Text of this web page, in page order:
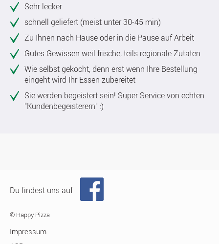
Sehr lecker
schnell geliefert (meist unter 30-45 min)
Zu Ihnen nach Hause oder in die Pause auf Arbeit
Gutes Gewissen weil frische, teils regionale Zutaten
Wie selbst gekocht, denn erst wenn Ihre Bestellung
eingeht wird Ihr Essen zubereitet
Sie werden begeistert sein! Super Service von echten
"Kundenbegeisterern" :)
Du findest uns auf
© Happy Pizza
Impressum